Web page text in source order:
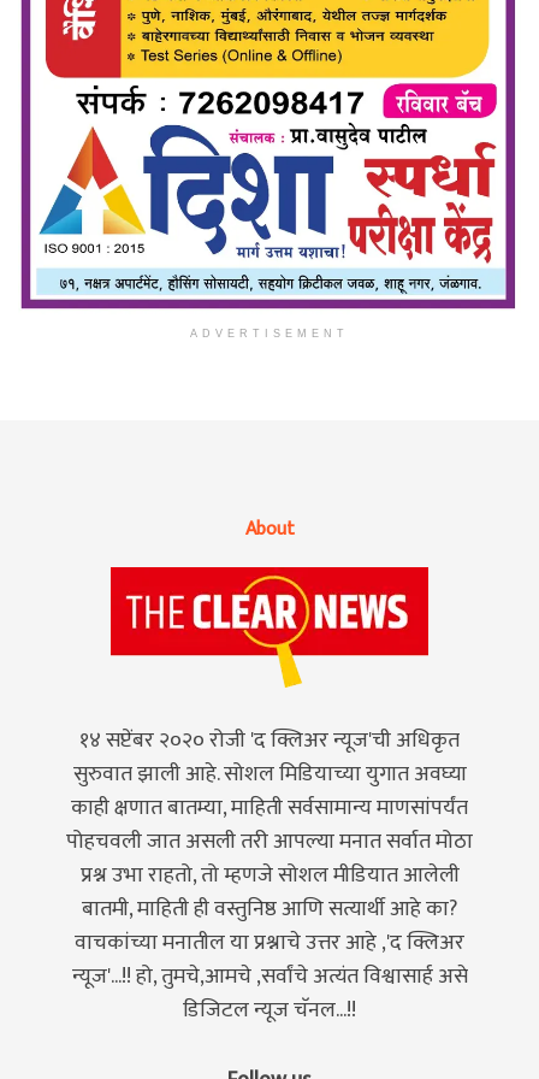
ADVERTISEMENT
About
१४ सप्टेंबर २०२० रोजी 'द क्लिअर न्यूज'ची अधिकृत
सुरुवात झाली आहे. सोशल मिडियाच्या युगात अवघ्या
काही क्षणात बातम्या, माहिती सर्वसामान्य माणसांपर्यंत
पोहचवली जात असली तरी आपल्या मनात सर्वात मोठा
प्रश्न उभा राहतो, तो म्हणजे सोशल मीडियात आलेली
बातमी, माहिती ही वस्तुनिष्ठ आणि सत्यार्थी आहे का?
वाचकांच्या मनातील या प्रश्नाचे उत्तर आहे ,'द क्लिअर
न्यूज'...!! हो, तुमचे,आमचे ,सर्वांचे अत्यंत विश्वासार्ह असे
डिजिटल न्यूज चॅनल...!!